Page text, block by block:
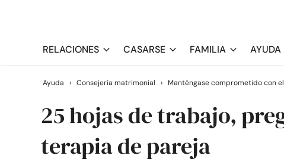
RELACIONES CASARSE FAMILIA AYUDA
Ayuda › Consejería matrimonial › Manténgase comprometido con
25 hojas de trabajo,
terapia de pareja